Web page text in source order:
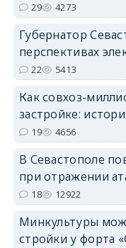
29 4273
Губернатор
перспективах
22 5413
Как совхоз-
застройке:
19 4656
В Севастополе
при отражении
18 12922
Минкультуры
стройки у форта